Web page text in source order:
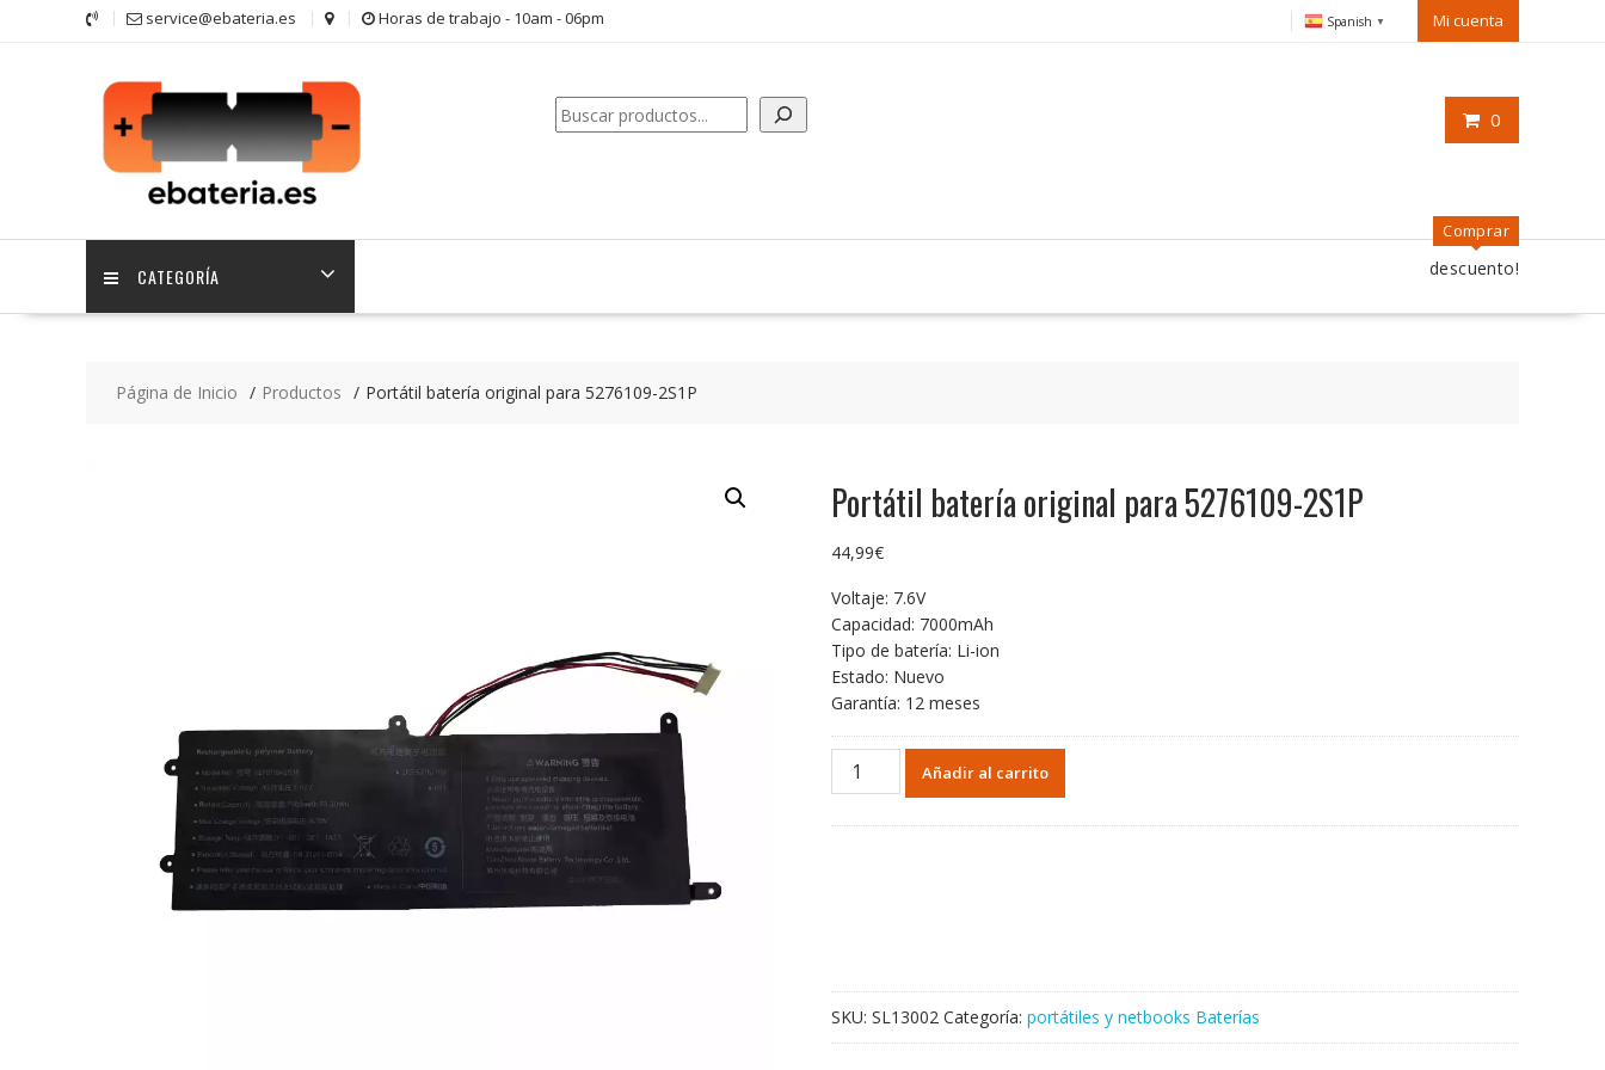
service@ebateria.es Horas de trabajo - 10am - 06pm Spanish ▼ Mi cuenta
0
Buscar
CATEGORÍA
Comprar
descuento!
Página de Inicio Productos Portátil batería original para 5276109-2S1P
Portátil batería original para 5276109-2S1P
44,99€
Voltaje: 7.6V
Capacidad: 7000mAh
Tipo de batería: Li-ion
Estado: Nuevo
Garantía: 12 meses
Portátil
batería
Añadir al carrito
SKU: SL13002 Categoría: portátiles y netbooks Baterías